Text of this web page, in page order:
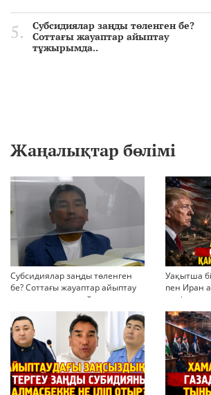
Субсидиялар заңды төленген бе?
Соттағы жауаптар айыптау
тұжырымда..
Жаңалықтар бөлімі
Субсидиялар заңды төленген
бе? Соттағы жауаптар айыптау
тұжырымдарын қайта қарауға
негіз бола ала ма?
Уақытша
пен Иран
неліктен